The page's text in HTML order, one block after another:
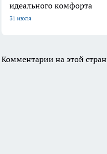
идеального комфорта
31 июля
Комментарии на этой